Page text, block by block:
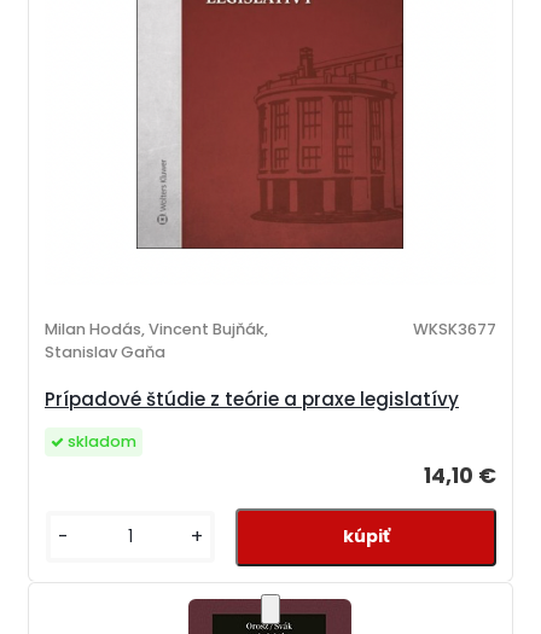
Prípadové štúdie z teórie a praxe legislatívy
Milan Hodás, Vincent Bujňák,
Stanislav Gaňa
WKSK3677
14,10 €
skladom
- +